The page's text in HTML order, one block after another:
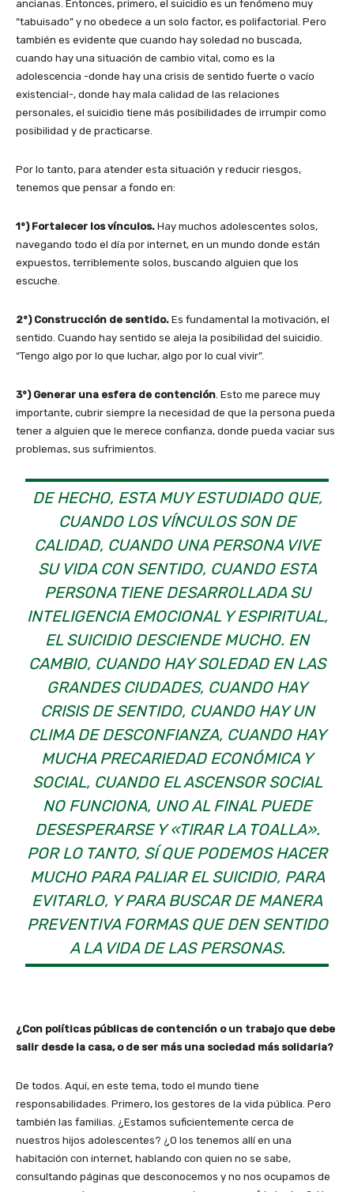
ancianas. Entonces, primero, el suicidio es un fenómeno muy
“tabuisado” y no obedece a un solo factor, es polifactorial. Pero
también es evidente que cuando hay soledad no buscada,
cuando hay una situación de cambio vital, como es la
adolescencia -donde hay una crisis de sentido fuerte o vacío
existencial-, donde hay mala calidad de las relaciones
personales, el suicidio tiene más posibilidades de irrumpir como
posibilidad y de practicarse.
Por lo tanto, para atender esta situación y reducir riesgos,
tenemos que pensar a fondo en:
1°) Fortalecer los vínculos. Hay muchos adolescentes solos,
navegando todo el día por internet, en un mundo donde están
expuestos, terriblemente solos, buscando alguien que los
escuche.
2°) Construcción de sentido. Es fundamental la motivación, el
sentido. Cuando hay sentido se aleja la posibilidad del suicidio.
“Tengo algo por lo que luchar, algo por lo cual vivir”.
3°) Generar una esfera de contención . Esto me parece muy
importante, cubrir siempre la necesidad de que la persona pueda
tener a alguien que le merece confianza, donde pueda vaciar sus
problemas, sus sufrimientos.
DE HECHO, ESTA MUY ESTUDIADO QUE,
CUANDO LOS VÍNCULOS SON DE
CALIDAD, CUANDO UNA PERSONA VIVE
SU VIDA CON SENTIDO, CUANDO ESTA
PERSONA TIENE DESARROLLADA SU
INTELIGENCIA EMOCIONAL Y ESPIRITUAL,
EL SUICIDIO DESCIENDE MUCHO. EN
CAMBIO, CUANDO HAY SOLEDAD EN LAS
GRANDES CIUDADES, CUANDO HAY
CRISIS DE SENTIDO, CUANDO HAY UN
CLIMA DE DESCONFIANZA, CUANDO HAY
MUCHA PRECARIEDAD ECONÓMICA Y
SOCIAL, CUANDO EL ASCENSOR SOCIAL
NO FUNCIONA, UNO AL FINAL PUEDE
DESESPERARSE Y «TIRAR LA TOALLA».
POR LO TANTO, SÍ QUE PODEMOS HACER
MUCHO PARA PALIAR EL SUICIDIO, PARA
EVITARLO, Y PARA BUSCAR DE MANERA
PREVENTIVA FORMAS QUE DEN SENTIDO
A LA VIDA DE LAS PERSONAS.
¿Con políticas públicas de contención o un trabajo que debe
salir desde la casa, o de ser más una sociedad más solidaria?
De todos. Aquí, en este tema, todo el mundo tiene
responsabilidades. Primero, los gestores de la vida pública. Pero
también las familias. ¿Estamos suficientemente cerca de
nuestros hijos adolescentes? ¿O los tenemos allí en una
habitación con internet, hablando con quien no se sabe,
consultando páginas que desconocemos y no nos ocupamos de